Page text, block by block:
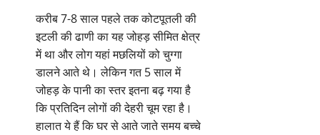
करीब 7-8 साल पहले तक कोटपूतली की
इटली की ढाणी का यह जोहड़ सीमित क्षेत्र
में था और लोग यहां मछलियों को चुग्गा
डालने आते थे। लेकिन गत 5 साल में
जोहड़ के पानी का स्तर इतना बढ़ गया है
कि प्रतिदिन लोगों की देहरी चूम रहा है।
हालात ये हैं कि घर से आते जाते समय बच्चे